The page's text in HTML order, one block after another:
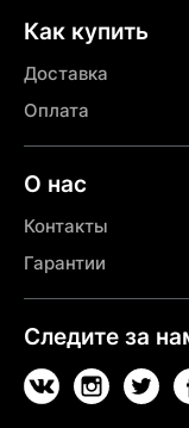
Как купить
Доставка
Оплата
О нас
Контакты
Гарантии
Следите за